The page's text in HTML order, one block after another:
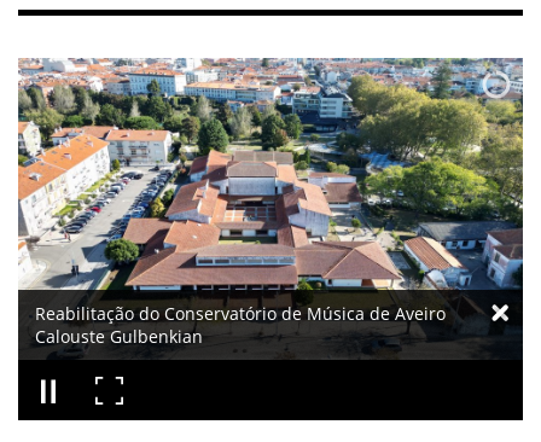
Reabilitação do Conservatório de Música de Aveiro
Calouste Gulbenkian